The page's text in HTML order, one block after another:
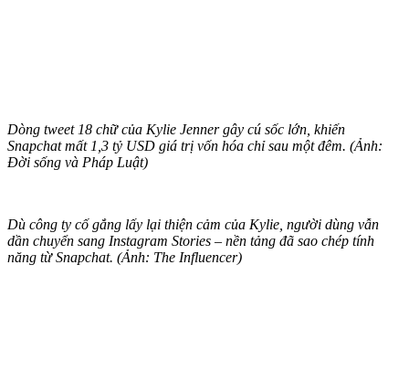
Dòng tweet 18 chữ của Kylie Jenner gây cú sốc lớn, khiến
Snapchat mất 1,3 tỷ USD giá trị vốn hóa chỉ sau một đêm. (Ảnh:
Đời sống và Pháp Luật)
Dù công ty cố gắng lấy lại thiện cảm của Kylie, người dùng vẫn
dần chuyển sang Instagram Stories – nền tảng đã sao chép tính
năng từ Snapchat. (Ảnh: The Influencer)